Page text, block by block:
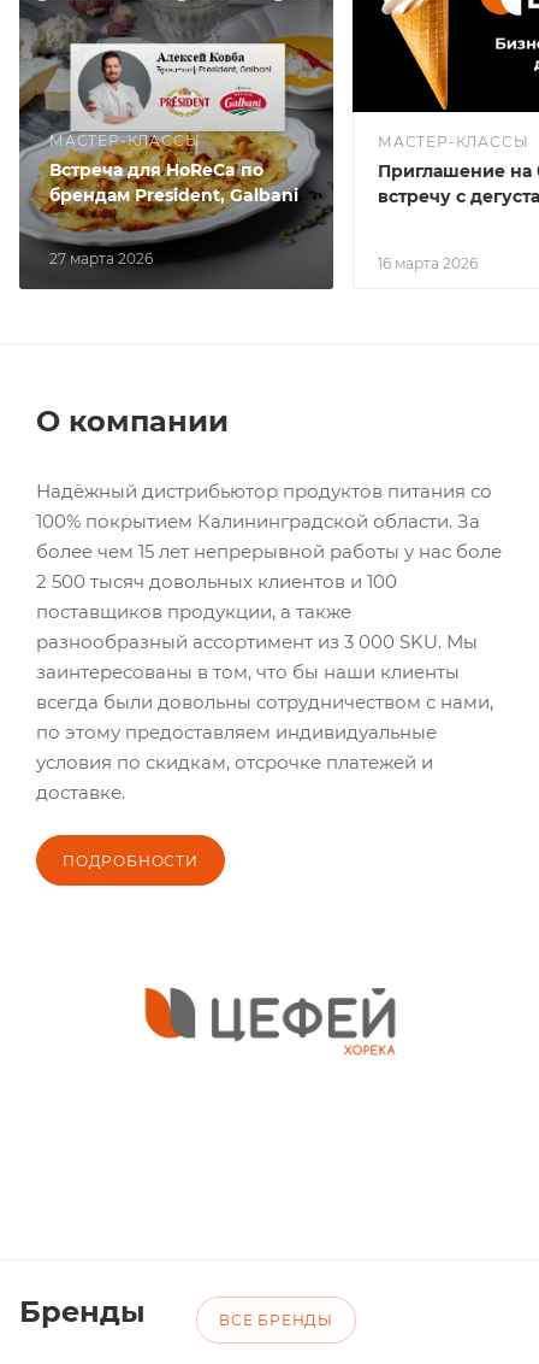
МАСТЕР-КЛАССЫ
27 марта 2026
Встреча для HoReCa по
брендам President, Galbani
МАСТЕР-КЛАССЫ
16 марта 2026
Приглашение на
встречу с
О компании
Надёжный дистрибьютор продуктов питания со
100% покрытием Калининградской области. За
более чем 15 лет непрерывной работы у нас боле
2 500 тысяч довольных клиентов и 100
поставщиков продукции, а также
разнообразный ассортимент из 3 000 SKU. Мы
заинтересованы в том, что бы наши клиенты
всегда были довольны сотрудничеством с нами,
по этому предоставляем индивидуальные
условия по скидкам, отсрочке платежей и
доставке.
ПОДРОБНОСТИ
Бренды ВСЕ БРЕНДЫ